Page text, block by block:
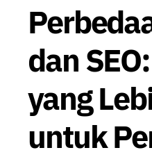
dan
yang
untuk